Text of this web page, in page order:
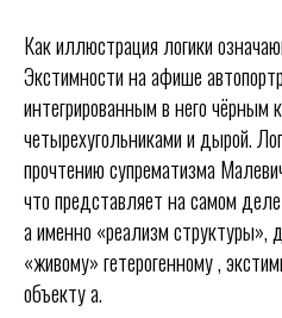
Как иллюстрация логики
Экстимности на афише
интегрированным в него чёрным
четырехугольниками и дырой.
прочтению супрематизма
что представляет на самом
а именно «реализм структуры»,
«живому» гетерогенному ,
объекту а.